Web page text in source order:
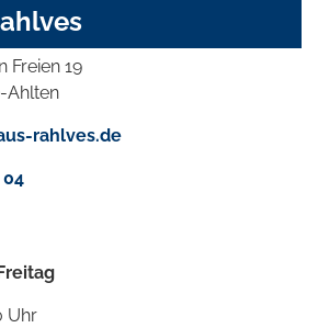
Freien 19
Ahlten
rahlves.de
Uhr